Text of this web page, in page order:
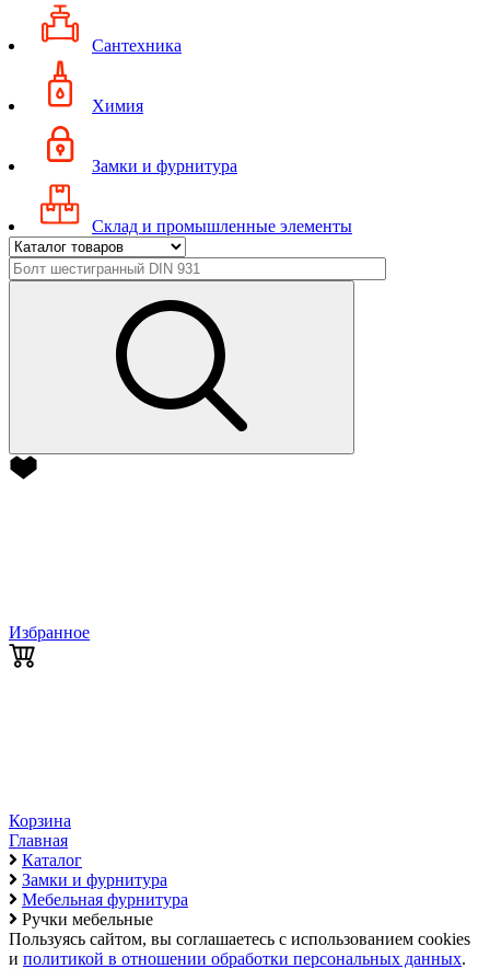
Сантехника
Химия
Замки и фурнитура
Склад и промышленные элементы
Избранное
Корзина
Главная
Каталог
Замки и фурнитура
Мебельная фурнитура
Ручки мебельные
Пользуясь сайтом, вы соглашаетесь с использованием cookies
и политикой в отношении обработки персональных данных.